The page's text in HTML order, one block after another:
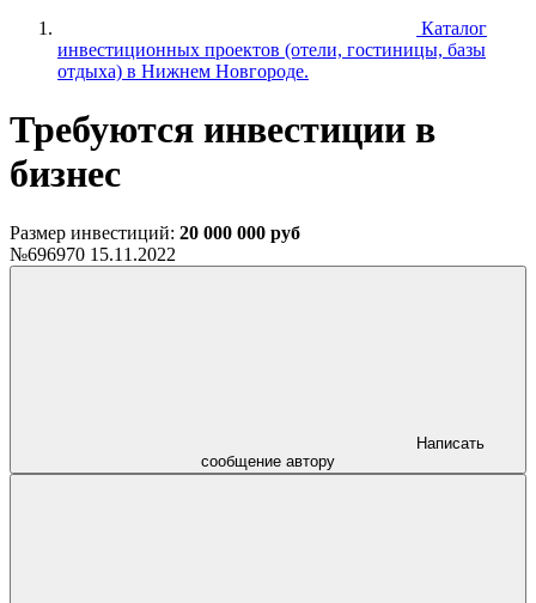
Каталог
инвестиционных проектов (отели, гостиницы, базы
отдыха) в Нижнем Новгороде.
Требуются инвестиции в
бизнес
Размер инвестиций: 20 000 000 руб
№696970 15.11.2022
сообщение автору